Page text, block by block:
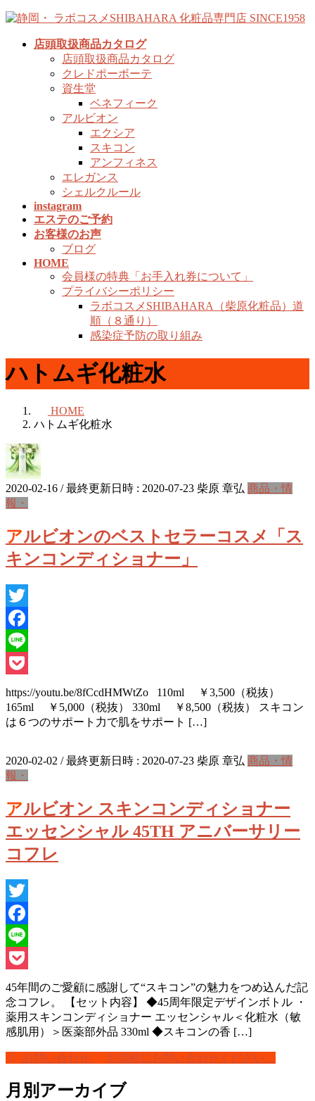
コ
ナ
店頭取扱商品カタログ
店頭取扱商品カタログ
クレドポーボーテ
資生堂
ベネフィーク
アルビオン
エクシア
スキコン
アンフィネス
エレガンス
シェルクルール
instagram
エステのご予約
お客様のお声
ブログ
HOME
会員様の特典「お手入れ券について」
プライバシーポリシー
ラボコスメSHIBAHARA（柴原化粧品）道
順（８通り）
感染症予防の取り組み
ハトムギ化粧水
HOME
ハトムギ化粧水
2020-02-16 / 最終更新日時 : 2020-07-23 柴原 章弘 商品・情
報・
アルビオンのベストセラーコスメ「ス
キンコンディショナー」
Twitter
Facebook
Line
https://youtu.be/8fCcdHMWtZo 110ml ￥3,500（税抜）
165ml ￥5,000（税抜） 330ml ￥8,500（税抜） スキコン
は６つのサポート力で肌をサポート […]
2020-02-02 / 最終更新日時 : 2020-07-23 柴原 章弘 商品・情
報・
アルビオン スキンコンディショナー
エッセンシャル 45TH アニバーサリー
コフレ
Twitter
Facebook
Line
Pocket
45年間のご愛顧に感謝して“スキコン”の魅力をつめ込んだ記
念コフレ。 【セット内容】 ◆45周年限定デザインボトル ・
薬用スキンコンディショナー エッセンシャル＜化粧水（敏
感肌用）＞医薬部外品 330ml ◆スキコンの香 […]
お問い合わせ お気軽にお問い合わせください。
月別アーカイブ